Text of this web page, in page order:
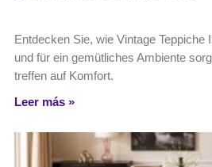
Entdecken Sie, wie Vintage Teppiche
und für ein gemütliches Ambiente
treffen auf Komfort.
Leer más »